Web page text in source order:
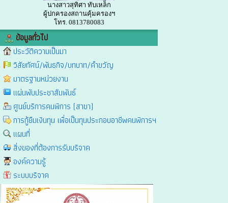
นางสาวสุทิศา ทับเหล็ก
ผู้ปกครองสถานคุ้มครองฯ
โทร. 0813780083
ข้อมูลทั่วไป
ประวัติความเป็นมา
วิสัยทัศน์/พันธกิจ/บทบาท/คำขวัญ
มาตรฐานหน่วยงาน
แผ่นพับประชาสัมพันธ์
ศูนย์บริการคนพิการ (สาขา)
การกู้ยืมเงินทุน เพื่อเป็นทุนประกอบอาชีพคนพิการฯ
แผนที่
สิ่งของที่ต้องการรับบริจาค
องค์ความรู้
ระบบบริจาค